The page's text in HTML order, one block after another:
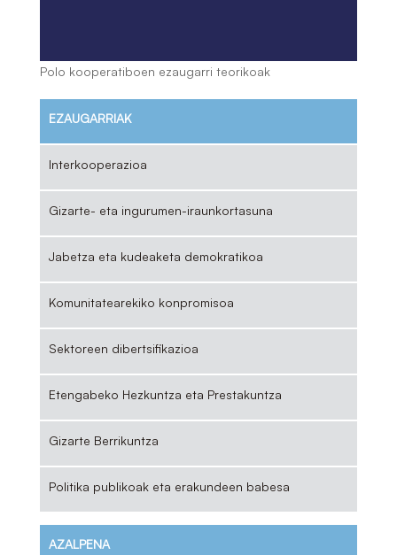
Polo kooperatiboen ezaugarri teorikoak
EZAUGARRIAK
Interkooperazioa
Gizarte- eta ingurumen-iraunkortasuna
Jabetza eta kudeaketa demokratikoa
Komunitatearekiko konpromisoa
Sektoreen dibertsifikazioa
Etengabeko Hezkuntza eta Prestakuntza
Gizarte Berrikuntza
Politika publikoak eta erakundeen babesa
AZALPENA